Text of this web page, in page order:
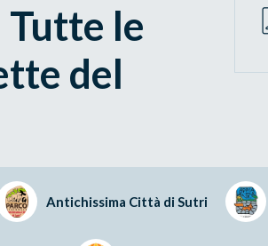
le
del
Antichissima Città di Sutri